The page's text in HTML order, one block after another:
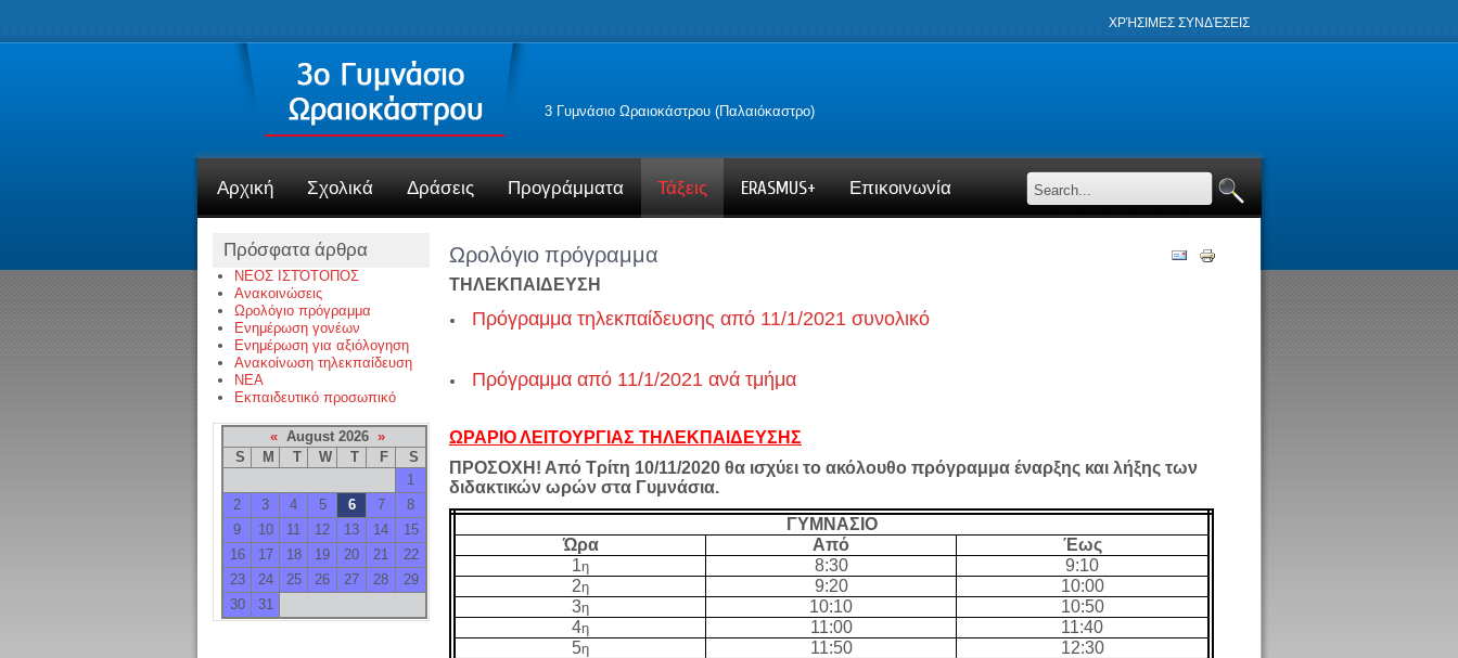
ΧΡΉΣΙΜΕΣ ΣΥΝΔΈΣΕΙΣ
3 Γυμνάσιο Ωραιοκάστρου (Παλαιόκαστρο)
Αρχική Σχολικά Δράσεις Προγράμματα Τάξεις ERASMUS+ Επικοινωνία
Πρόσφατα άρθρα
ΝΕΟΣ ΙΣΤΌΤΟΠΟΣ
Ανακοινώσεις
Ωρολόγιο πρόγραμμα
Ενημέρωση γονέων
Ενημέρωση για αξιόλογηση
Ανακοίνωση τηλεκπαίδευση
NEA
Εκπαιδευτικό προσωπικό
« August 2026 »
S
M T W T F
S
1
2
3 4 5 6 7
8
9
10 11 12 13 14
15
16
17 18 19 20 21
22
23
24 25 26 27 28
29
30
31
Ωρολόγιο πρόγραμμα
ΤΗΛΕΚΠΑΙΔΕΥΣΗ
Πρόγραμμα τηλεκπαίδευσης από 11/1/2021 συνολικό
Πρόγραμμα από 11/1/2021 ανά τμήμα
ΩΡΑΡΙΟ ΛΕΙΤΟΥΡΓΙΑΣ ΤΗΛΕΚΠΑΙΔΕΥΣΗΣ
ΠΡΟΣΟΧΗ! Από Τρίτη 10/11/2020 θα ισχύει το ακόλουθο πρόγραμμα έναρξης και λήξης των
διδακτικών ωρών στα Γυμνάσια.
ΓΥΜΝΑΣΙΟ
Ώρα
Από
Έως
1η 8:30
9:10
2η 9:20
10:00
3η 10:10
10:50
4η 11:00
11:40
5η 11:50
12:30